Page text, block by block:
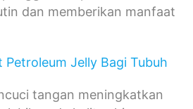
dan memberikan manfaat
Petroleum Jelly Bagi Tubuh
tangan meningkatkan